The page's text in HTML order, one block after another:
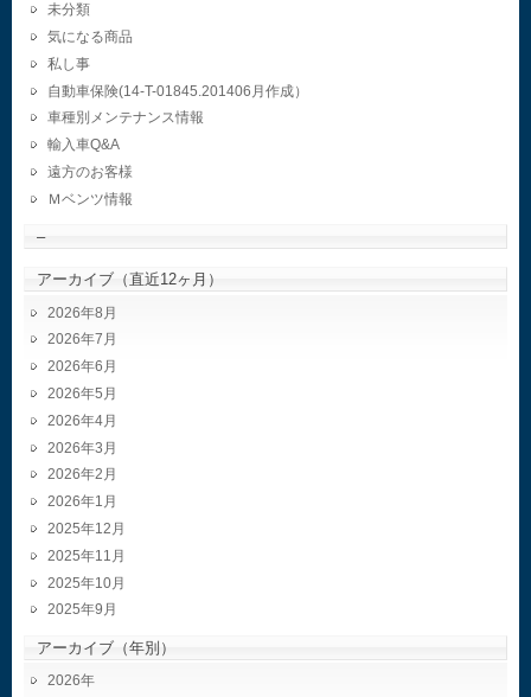
未分類
気になる商品
私し事
自動車保険(14-T-01845.201406月作成）
車種別メンテナンス情報
輸入車Q&A
遠方のお客様
Ｍベンツ情報
–
アーカイブ（直近12ヶ月）
2026年8月
2026年7月
2026年6月
2026年5月
2026年4月
2026年3月
2026年2月
2026年1月
2025年12月
2025年11月
2025年10月
2025年9月
アーカイブ（年別）
2026